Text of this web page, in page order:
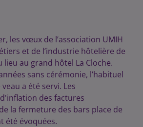
les vœux de l’association UMIH
et de l’industrie hôtelière de
lieu au grand hôtel La Cloche.
sans cérémonie, l’habituel
a été servi. Les
des factures
la fermeture des bars place de
été évoquées.